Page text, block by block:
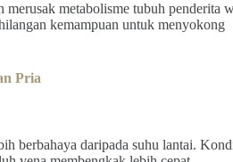
merusak metabolisme tubuh penderita
kemampuan untuk menyokong
Pria
berbahaya daripada suhu lantai.